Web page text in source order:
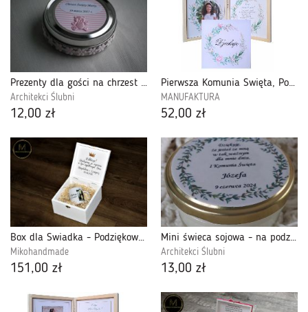
Prezenty dla gości na chrzest - mini świeczka
Architekci Ślubni
12,00 zł
Pierwsza Komunia Święta, Podziękowanie dla Gości, Zdjęcie - PDGK28
MANUFAKTURA
52,00 zł
Box dla Świadka - Podziękowanie ślubne
Mikohandmade
151,00 zł
Mini świeca sojowa - na podziękowania dla klientów, gości
Architekci Ślubni
13,00 zł